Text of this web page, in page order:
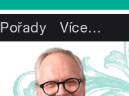
Pořady Více…